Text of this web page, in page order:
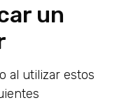
un
al utilizar estos